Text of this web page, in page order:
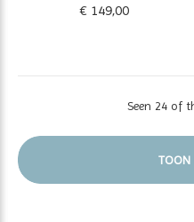
€ 149,00
Seen 24 of
TOON